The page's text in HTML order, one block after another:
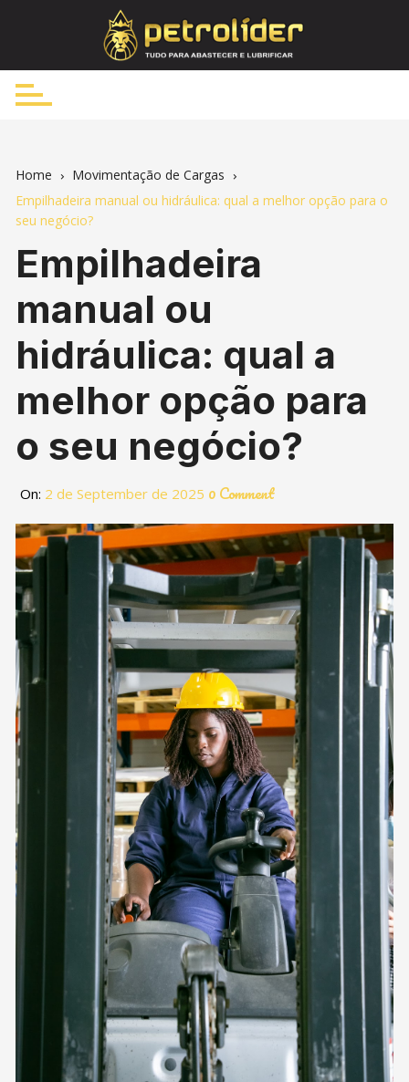
Home
Movimentação de Cargas
Empilhadeira manual ou hidráulica: qual a melhor opção para o
seu negócio?
Empilhadeira
manual ou
hidráulica: qual a
melhor opção para
o seu negócio?
On: 2 de September de 2025 0 Comment